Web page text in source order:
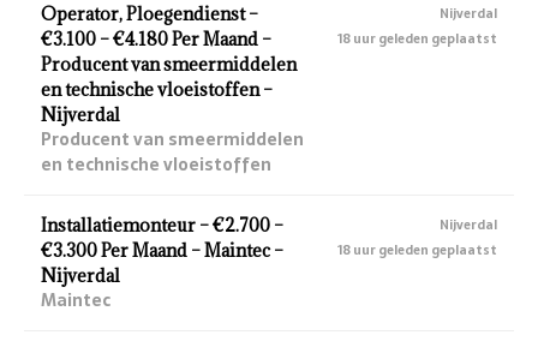
Operator, Ploegendienst –
€3.100 – €4.180 Per Maand –
Producent van smeermiddelen
en technische vloeistoffen –
Nijverdal
Producent van smeermiddelen
en technische vloeistoffen
Nijverdal
18 uur geleden geplaatst
Installatiemonteur – €2.700 –
€3.300 Per Maand – Maintec –
Nijverdal
Maintec
Nijverdal
18 uur geleden geplaatst